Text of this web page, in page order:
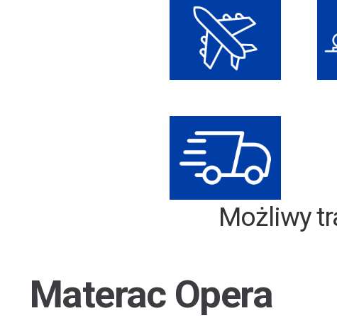
Opera
Classic
Skonsultuj
Materac Opera